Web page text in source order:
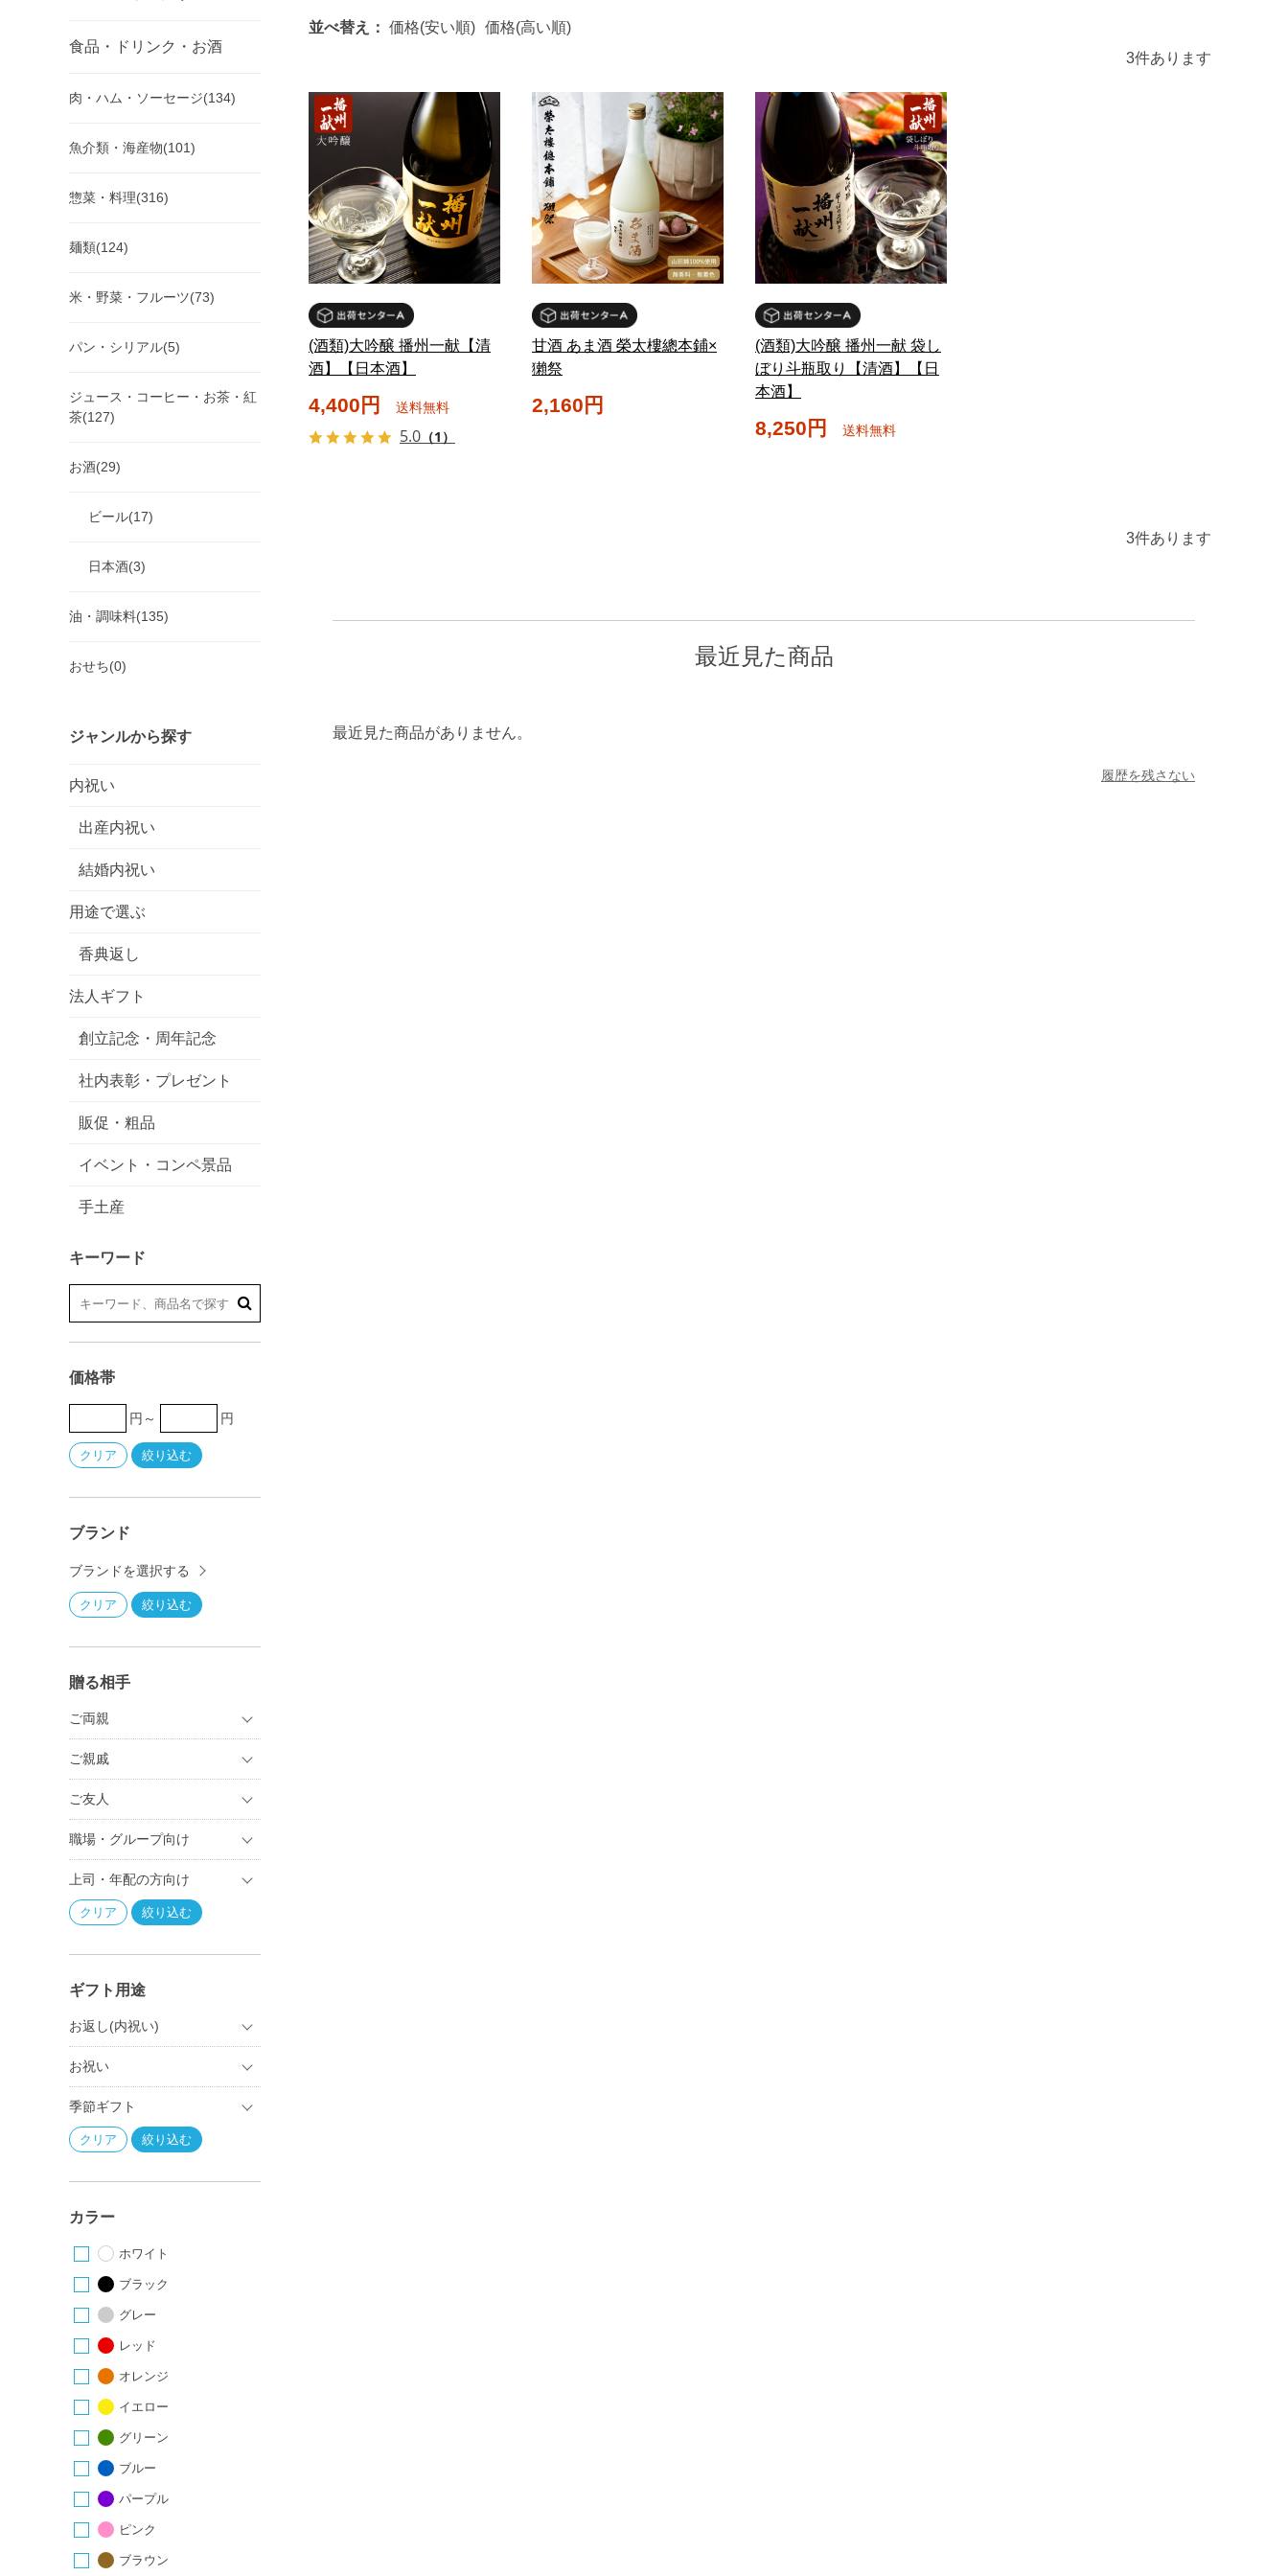
食品・ドリンク・お酒
肉・ハム・ソーセージ(134)
魚介類・海産物(101)
惣菜・料理(316)
麺類(124)
米・野菜・フルーツ(73)
パン・シリアル(5)
ジュース・コーヒー・お茶・紅
茶(127)
お酒(29)
ビール(17)
日本酒(3)
油・調味料(135)
おせち(0)
ジャンルから探す
内祝い
出産内祝い
結婚内祝い
用途で選ぶ
香典返し
法人ギフト
創立記念・周年記念
社内表彰・プレゼント
販促・粗品
イベント・コンペ景品
手土産
キーワード
価格帯
円～ 円
ブランド
ブランドを選択する
贈る相手
ご両親
ご親戚
ご友人
職場・グループ向け
上司・年配の方向け
ギフト用途
お返し(内祝い)
お祝い
季節ギフト
カラー
ホワイト
ブラック
グレー
レッド
オレンジ
イエロー
グリーン
ブルー
パープル
ピンク
ブラウン
並べ替え： 価格(安い順) 価格(高い順)
3件あります
(酒類)大吟醸 播州一献【清
酒】【日本酒】
4,400円 送料無料
5.0 （1）
甘酒 あま酒 榮太樓總本鋪×
獺祭
2,160円
(酒類)大吟醸 播州一献 袋し
ぼり斗瓶取り【清酒】【日
本酒】
8,250円 送料無料
3件あります
最近見た商品
最近見た商品がありません。
履歴を残さない